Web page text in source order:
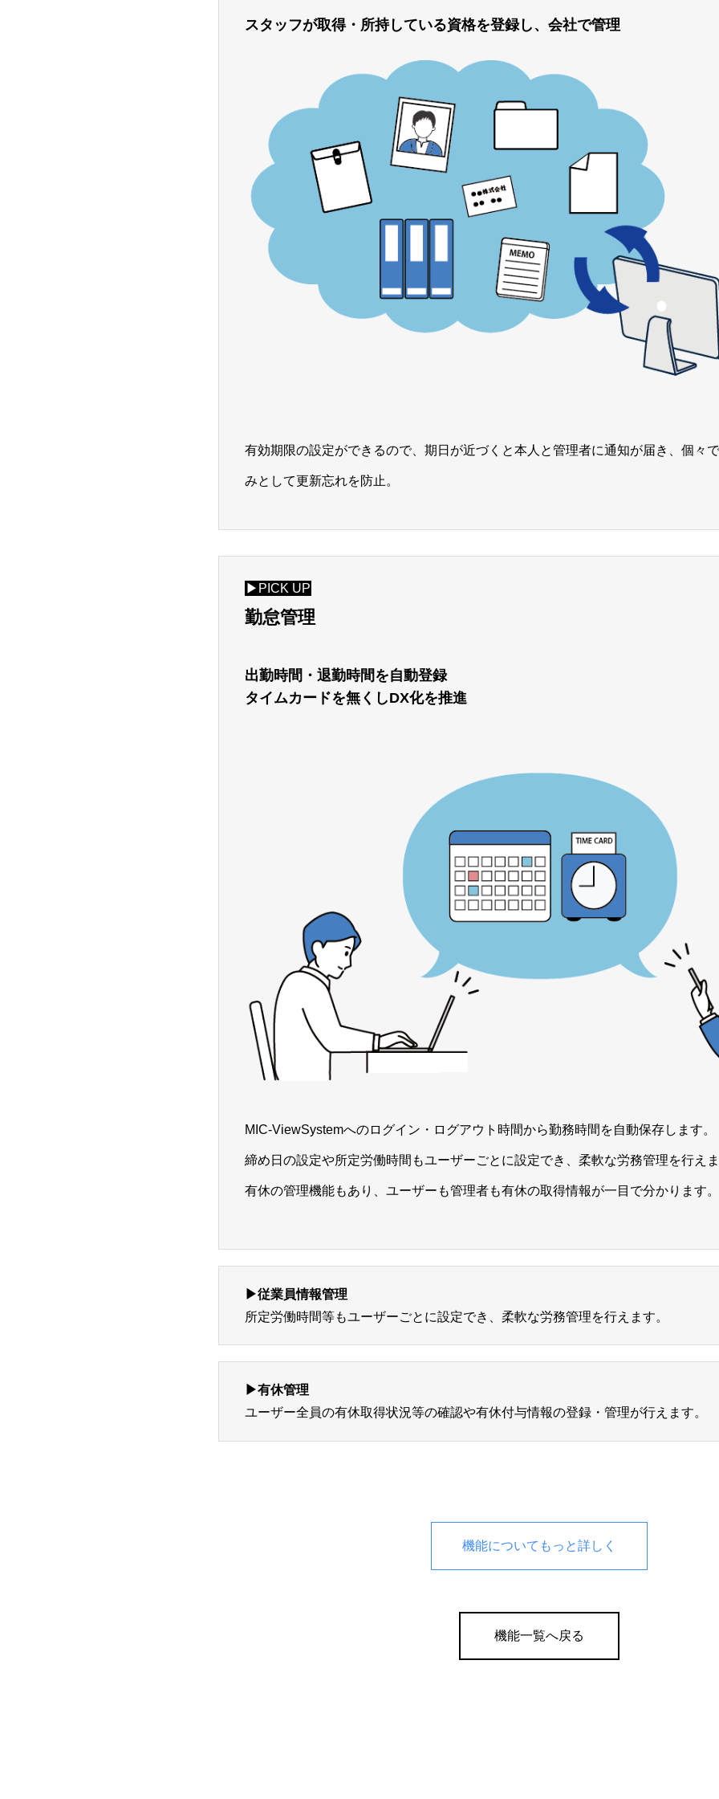
スタッフが取得・所持している資格を登録し、会社で管理
有効期限の設定ができるので、期日が近づくと本人と管理者に通知が届き、個々
みとして更新忘れを防止。
▶PICK UP
勤怠管理
出勤時間・退勤時間を自動登録
タイムカードを無くしDX化を推進
MIC-ViewSystemへのログイン・ログアウト時間から勤務時間を自動保存します。
締め日の設定や所定労働時間もユーザーごとに設定でき、柔軟な労務管理を行えま
有休の管理機能もあり、ユーザーも管理者も有休の取得情報が一目で分かります。
▶従業員情報管理
所定労働時間等もユーザーごとに設定でき、柔軟な労務管理を行えます。
▶有休管理
ユーザー全員の有休取得状況等の確認や有休付与情報の登録・管理が行えます。
機能についてもっと詳しく
機能一覧へ戻る